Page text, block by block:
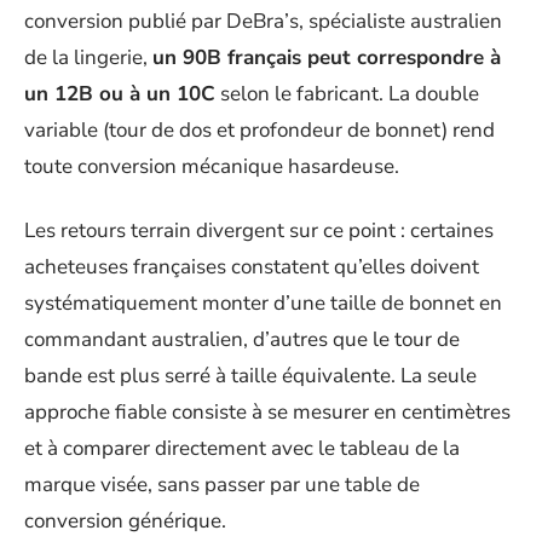
conversion publié par DeBra’s, spécialiste australien
de la lingerie, un 90B français peut correspondre à
un 12B ou à un 10C selon le fabricant. La double
variable (tour de dos et profondeur de bonnet) rend
toute conversion mécanique hasardeuse.
Les retours terrain divergent sur ce point : certaines
acheteuses françaises constatent qu’elles doivent
systématiquement monter d’une taille de bonnet en
commandant australien, d’autres que le tour de
bande est plus serré à taille équivalente. La seule
approche fiable consiste à se mesurer en centimètres
et à comparer directement avec le tableau de la
marque visée, sans passer par une table de
conversion générique.